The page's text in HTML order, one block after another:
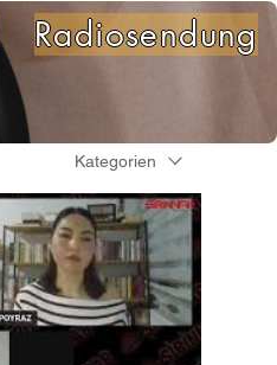
Radiosendung
Kategorien